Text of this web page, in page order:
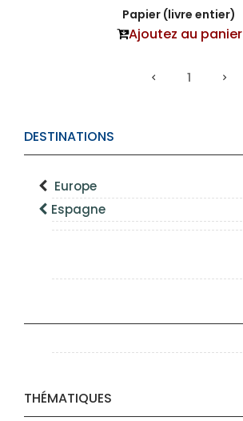
DESTINATIONS
Europe
Espagne
THÉMATIQUES
Papier (livre entier)
Ajoutez au panier
1